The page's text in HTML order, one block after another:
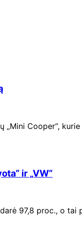
„Mini Cooper“,
ir „VW“
97,8 proc., o